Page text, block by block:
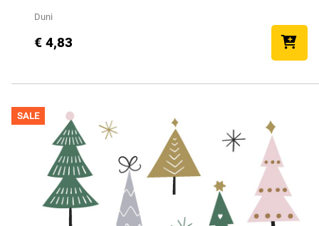
Duni
€ 4,83
SALE